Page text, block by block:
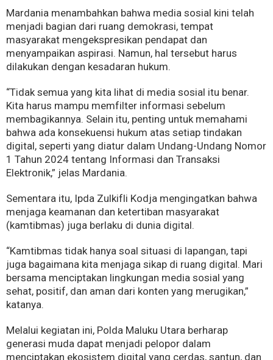
Mardania menambahkan bahwa media sosial kini telah
menjadi bagian dari ruang demokrasi, tempat
masyarakat mengekspresikan pendapat dan
menyampaikan aspirasi. Namun, hal tersebut harus
dilakukan dengan kesadaran hukum.
“Tidak semua yang kita lihat di media sosial itu benar.
Kita harus mampu memfilter informasi sebelum
membagikannya. Selain itu, penting untuk memahami
bahwa ada konsekuensi hukum atas setiap tindakan
digital, seperti yang diatur dalam Undang-Undang Nomor
1 Tahun 2024 tentang Informasi dan Transaksi
Elektronik,” jelas Mardania.
Sementara itu, Ipda Zulkifli Kodja mengingatkan bahwa
menjaga keamanan dan ketertiban masyarakat
(kamtibmas) juga berlaku di dunia digital.
“Kamtibmas tidak hanya soal situasi di lapangan, tapi
juga bagaimana kita menjaga sikap di ruang digital. Mari
bersama menciptakan lingkungan media sosial yang
sehat, positif, dan aman dari konten yang merugikan,”
katanya.
Melalui kegiatan ini, Polda Maluku Utara berharap
generasi muda dapat menjadi pelopor dalam
menciptakan ekosistem digital yang cerdas, santun, dan